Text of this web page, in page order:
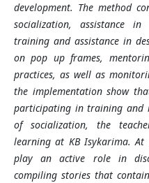
development. The method
socialization, assistance
training and assistance in
on pop up frames,
practices, as well as
the implementation show
participating in training and
of socialization, the
learning at KB Isykarima.
play an active role in
compiling stories that